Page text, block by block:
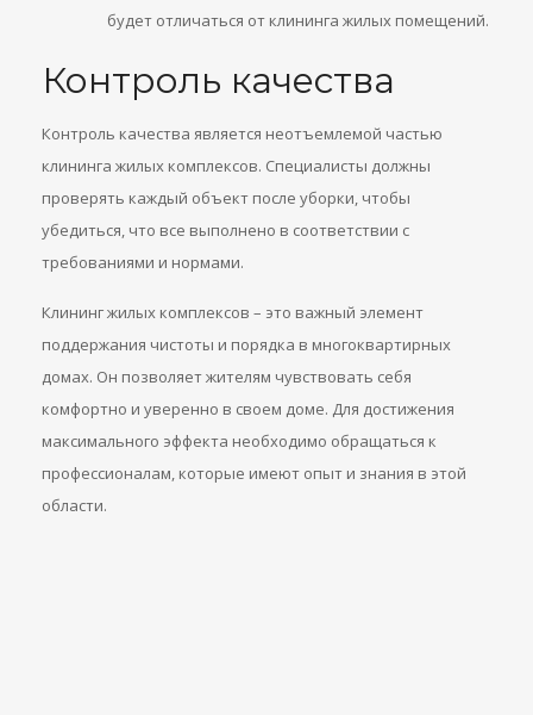
будет отличаться от клининга жилых помещений.
Контроль качества
Контроль качества является неотъемлемой частью
клининга жилых комплексов. Специалисты должны
проверять каждый объект после уборки, чтобы
убедиться, что все выполнено в соответствии с
требованиями и нормами.
Клининг жилых комплексов – это важный элемент
поддержания чистоты и порядка в многоквартирных
домах. Он позволяет жителям чувствовать себя
комфортно и уверенно в своем доме. Для достижения
максимального эффекта необходимо обращаться к
профессионалам, которые имеют опыт и знания в этой
области.